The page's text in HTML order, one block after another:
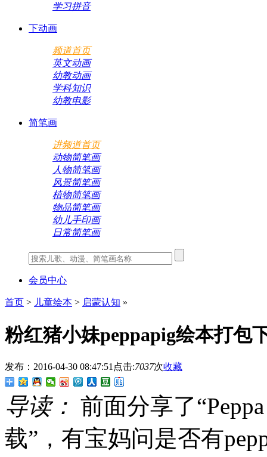
学习拼音
下动画
频道首页
英文动画
幼教动画
学科知识
幼教电影
简笔画
进频道首页
动物简笔画
人物简笔画
风景简笔画
植物简笔画
物品简笔画
幼儿手印画
日常简笔画
会员中心
首页 > 儿童绘本 > 启蒙认知 »
粉红猪小妹peppapig绘本打包
发布：2016-04-30 08:47:51 点击:7037次收藏
导读： 前面分享了
载”，有宝妈问是否有